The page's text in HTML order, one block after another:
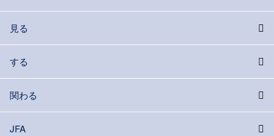
見る
する
関わる
JFA